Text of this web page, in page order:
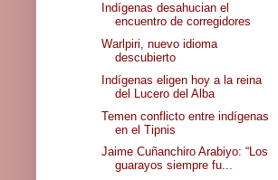
Indígenas desahucian el
encuentro de corregidores
Warlpiri, nuevo idioma
descubierto
Indígenas eligen hoy a la reina
del Lucero del Alba
Temen conflicto entre indígenas
en el Tipnis
Jaime Cuñanchiro Arabiyo: “Los
guarayos siempre fu...